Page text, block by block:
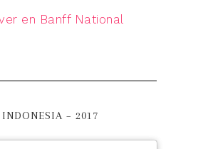
en Banff National
INDONESIA – 2017